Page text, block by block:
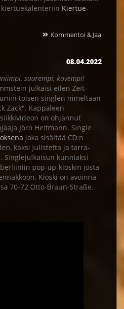
Kiertue-
» Kommentoi & Jaa
08.04.2022
suurempi, kovempi!
julkaisi eilen Zeit-
toisen singlen nimeltään
Zack". Kappaleen
on ohjannut
Jörn Heitmann. Single
joka sisältää CD:n
kaksi julistetta ja tarra-
. Singlejulkaisun kunniaksi
pop-up-kioskin josta
Kioski on avoinna
70-72 Otto-Braun-Straße,